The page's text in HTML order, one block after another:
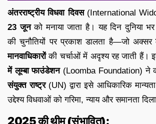
अंतरराष्ट्रीय विधवा दिवस(International
23 जूनको मनाया जाता है। यह दिन दुनिया
की चुनौतियों पर प्रकाश डालता है—जो अक्सर
मानवाधिकारोंकी चर्चाओं में अदृश्य रह जाती
में लूम्बा फाउंडेशन(Loomba Foundation) ने
संयुक्त राष्ट्र(UN) द्वारा इसे आधिकारिक
उद्देश्य विधवाओं को गरिमा, न्याय और समानता
2025 की थीम (संभावित):